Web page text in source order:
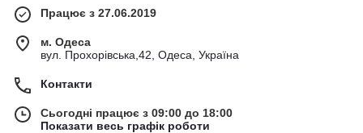
Працює з 27.06.2019
м. Одеса
вул. Прохорівська,42, Одеса, Україна
Контакти
Сьогодні працює з 09:00 до 18:00
Показати весь графік роботи